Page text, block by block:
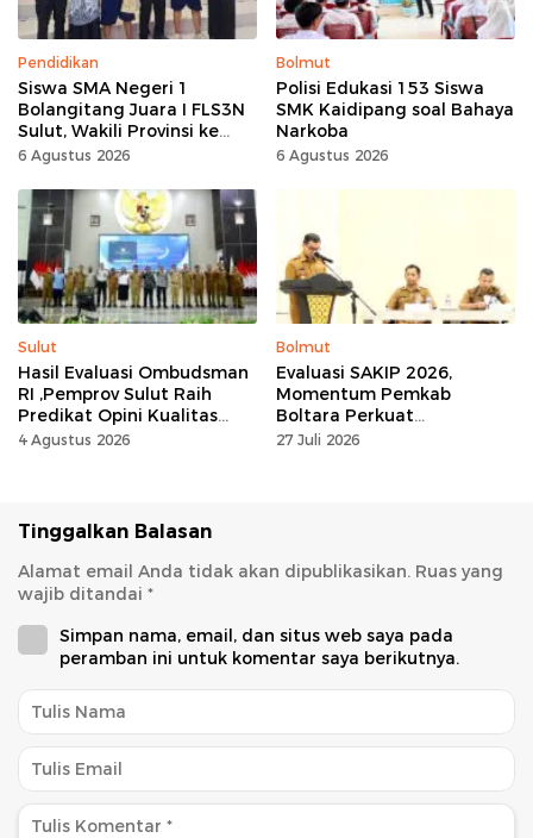
Pendidikan
Siswa SMA Negeri 1
Bolangitang Juara I FLS3N
Sulut, Wakili Provinsi ke
Tingkat Nasional
6 Agustus 2026
Bolmut
Polisi Edukasi 153 Siswa
SMK Kaidipang soal Bahaya
Narkoba
6 Agustus 2026
Sulut
Hasil Evaluasi Ombudsman
RI ,Pemprov Sulut Raih
Predikat Opini Kualitas
Tinggi Tanpa
4 Agustus 2026
Bolmut
Evaluasi SAKIP 2026,
Momentum Pemkab
Boltara Perkuat
Akuntabilitas dan Kinerja
27 Juli 2026
Tinggalkan Balasan
Alamat email Anda tidak akan dipublikasikan. Ruas yang
wajib ditandai *
Simpan nama, email, dan situs web saya pada
peramban ini untuk komentar saya berikutnya.